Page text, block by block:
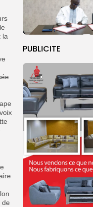
PUBLICITE
la
de